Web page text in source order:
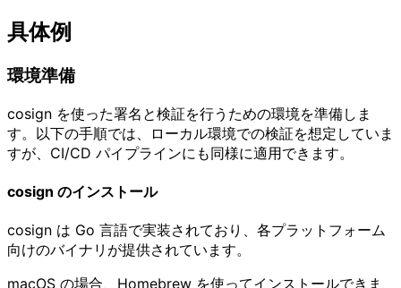
具体例
環境準備
cosign を使った署名と検証を行うための環境を準備しま
す。以下の手順では、ローカル環境での検証を想定していま
すが、CI/CD パイプラインにも同様に適用できます。
cosign のインストール
cosign は Go 言語で実装されており、各プラットフォーム
向けのバイナリが提供されています。
macOS の場合、Homebrew を使ってインストールできま